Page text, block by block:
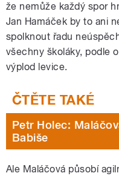
že nemůže každý spor
Jan Hamáček by to ani
spolknout řadu
všechny školáky, podle
výplod levice.
Petr Holec:
Babiše
Ale Maláčová působí